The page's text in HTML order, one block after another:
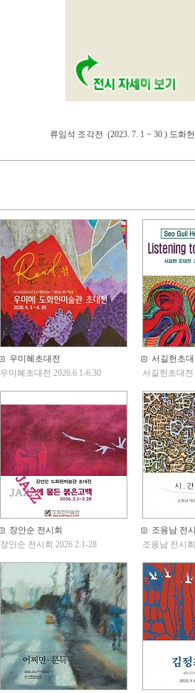
류임석 조각전 (2023. 7. 1 ~ 30 ) 도화
우미혜초대전
우미혜초대전 2026.6.1-6.30
서길헌초대
서길헌초대전
장안순 전시회
장안순 전시회 2026 2.1-28
조용남 전
조용남 전시